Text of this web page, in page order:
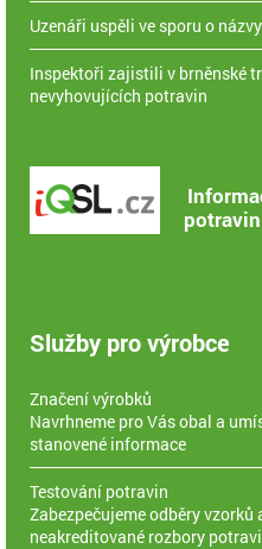
Uzenáři uspěli ve sporu o
Inspektoři zajistili v brněnské
nevyhovujících potravin
Služby pro výrobce
Značení výrobků
Navrhneme pro Vás obal a
stanovené informace
Testování potravin
Zabezpečujeme odběry vzorků
neakreditované rozbory